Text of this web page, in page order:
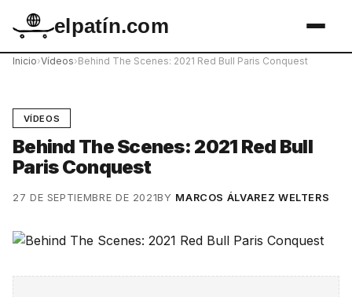
elpatín.com
Inicio›Vídeos›Behind The Scenes: 2021 Red Bull Paris Conquest
VÍDEOS
Behind The Scenes: 2021 Red Bull
Paris Conquest
27 DE SEPTIEMBRE DE 2021BY MARCOS ÁLVAREZ WELTERS